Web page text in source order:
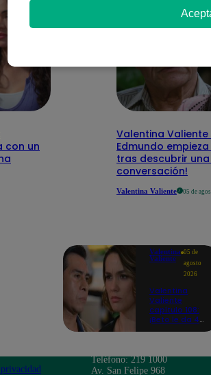
con un
Valentina Valiente
Edmundo
tras descubrir
conversación!
Valentina Valiente 05 de
Valentina
Valiente
05 de
agosto
2026
Valentina
Valiente
capítulo 108:
¡Beto le da 48
conseguir el
dinero o
Teléfono: 219 1000
Av. San Felipe 968